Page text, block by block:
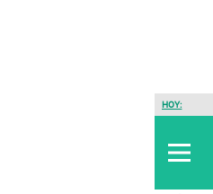
HOY: